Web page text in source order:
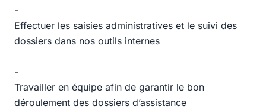
-
Effectuer les saisies administratives et le suivi des
dossiers dans nos outils internes
-
Travailler en équipe afin de garantir le bon
déroulement des dossiers d’assistance